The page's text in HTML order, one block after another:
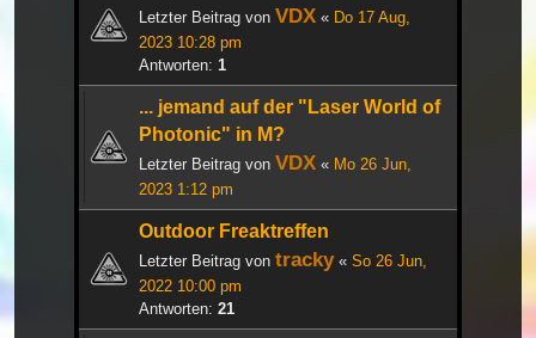
Letzter Beitrag von VDX « Do 17 Aug,
2023 10:28 pm
Antworten: 1
... jemand auf der "Laser World of
Photonic" in M?
Letzter Beitrag von VDX « Mo 26 Jun,
2023 1:12 pm
Outdoor Freaktreffen
Letzter Beitrag von tracky« So 26 Jun,
2022 10:00 pm
Antworten: 21